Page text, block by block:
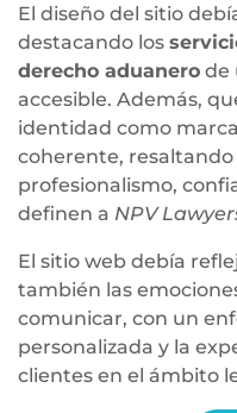
El diseño del sitio
destacando los
derecho aduanero de
accesible. Además,
identidad como
coherente, resaltando
profesionalismo,
definen a NPV
El sitio web debía
también las
comunicar, con un
personalizada y la
clientes en el ámbito